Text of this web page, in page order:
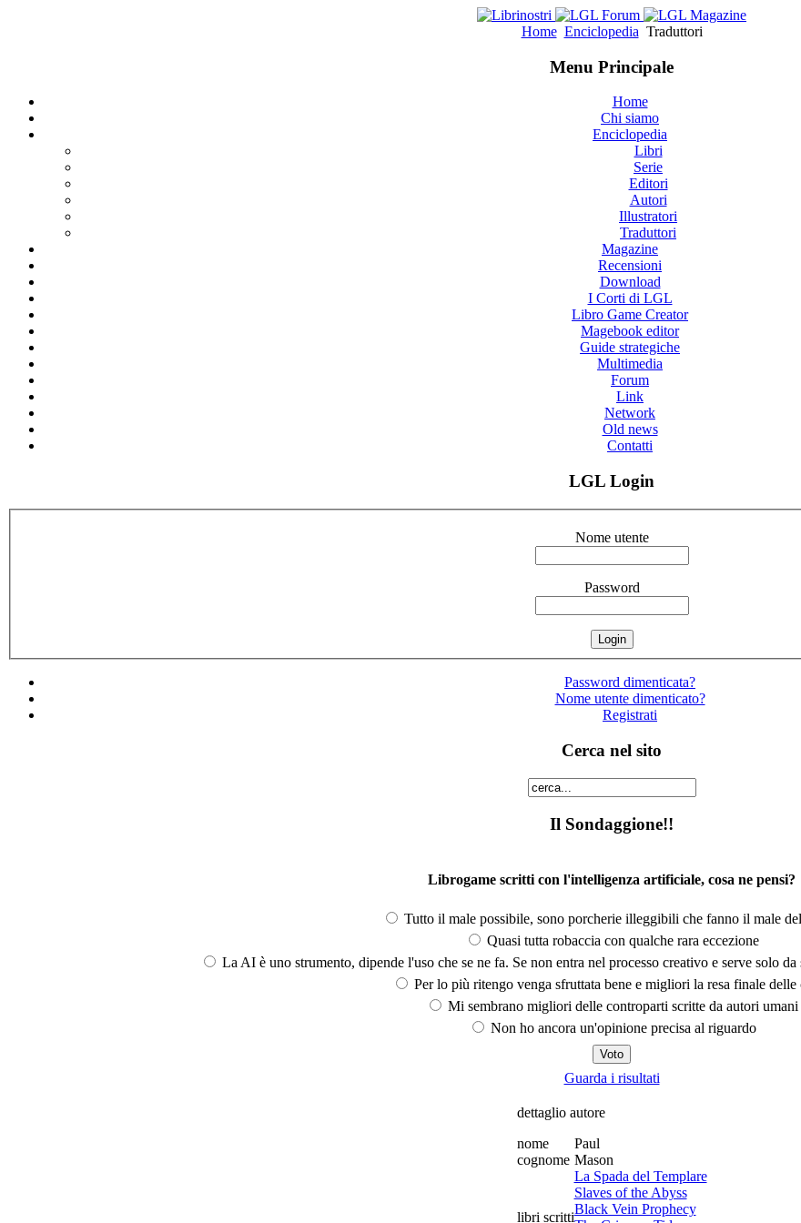
Home Enciclopedia Traduttori
Menu Principale
Home
Chi siamo
Enciclopedia
Libri
Serie
Editori
Autori
Illustratori
Traduttori
Magazine
Recensioni
Download
I Corti di LGL
Libro Game Creator
Magebook editor
Guide strategiche
Multimedia
Forum
Link
Network
Old news
Contatti
LGL Login
Nome utente
Password
Password dimenticata?
Nome utente dimenticato?
Registrati
Cerca nel sito
Il Sondaggione!!
Librogame scritti con l'intelligenza artificiale, cosa ne pensi?
Tutto il male possibile, sono porcherie illeggibili che fanno il male
Quasi tutta robaccia con qualche rara eccezione
La AI è uno strumento, dipende l'uso che se ne fa. Se non entra nel processo creativo e serve solo
Per lo più ritengo venga sfruttata bene e migliori la resa finale delle
Mi sembrano migliori delle controparti scritte da autori umani
Non ho ancora un'opinione precisa al riguardo
Guarda i risultati
dettaglio autore
nome
Paul
cognome Mason
libri scritti
La Spada del Templare
Slaves of the Abyss
Black Vein Prophecy